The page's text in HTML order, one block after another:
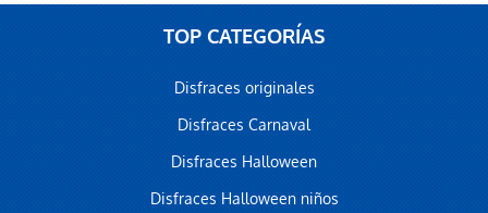
TOP CATEGORÍAS
Disfraces originales
Disfraces Carnaval
Disfraces Halloween
Disfraces Halloween niños